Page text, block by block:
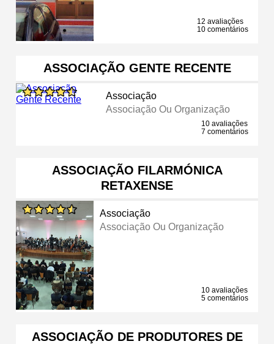
12 avaliações
10 comentários
ASSOCIAÇÃO GENTE RECENTE
Associação
Associação Ou Organização
10 avaliações
7 comentários
ASSOCIAÇÃO FILARMÓNICA
RETAXENSE
Associação
Associação Ou Organização
10 avaliações
5 comentários
ASSOCIAÇÃO DE PRODUTORES DE